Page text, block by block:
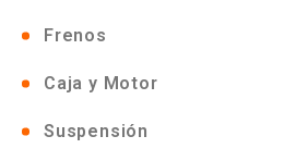
Frenos
Caja y Motor
Suspensión